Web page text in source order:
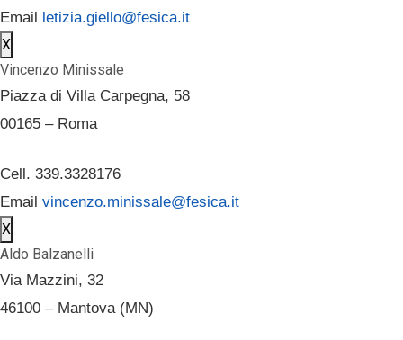
Email letizia.giello@fesica.it
X
Vincenzo Minissale
Piazza di Villa Carpegna, 58
00165 – Roma
Cell. 339.3328176
Email vincenzo.minissale@fesica.it
X
Aldo Balzanelli
Via Mazzini, 32
46100 – Mantova (MN)